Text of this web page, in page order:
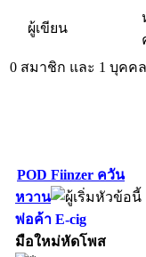
ผู้เขียน
0 สมาชิก และ 1 บุคค
POD Fiinzer ควัน
หวาน
พ่อค้า E-cig
มือใหม่หัดโพส